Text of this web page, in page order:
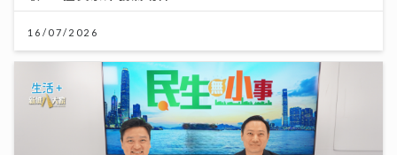
16/07/2026